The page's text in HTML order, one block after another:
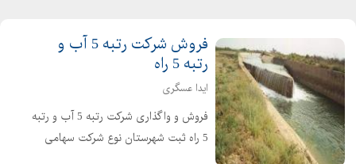
فروش شرکت رتبه 5 آب و
رتبه 5 راه
ایدا عسگری
فروش و واگذاری شرکت رتبه 5 آب و رتبه
5 راه ثبت شهرستان نوع شرکت سهامی